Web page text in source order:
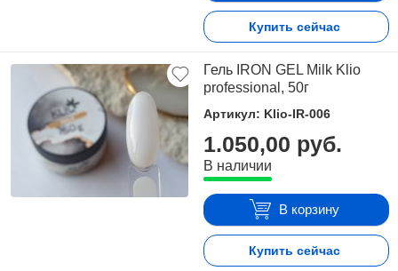
Купить сейчас
Гель IRON GEL Milk Klio
professional, 50г
Артикул: Klio-IR-006
1.050,00 руб.
В наличии
В корзину
Купить сейчас